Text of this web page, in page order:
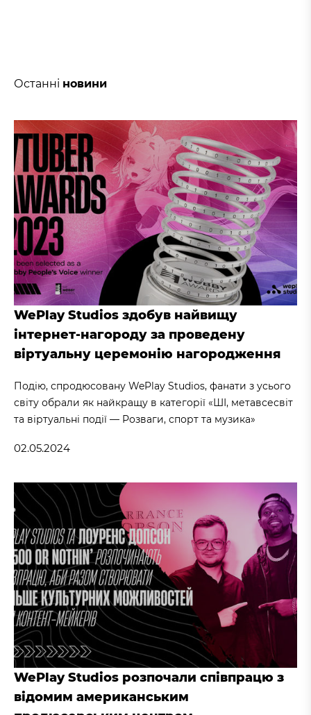
Останні новини
WePlay Studios здобув найвищу
інтернет-нагороду за проведену
віртуальну церемонію нагородження
Подію, спродюсовану WePlay Studios, фанати з усього
світу обрали як найкращу в категорії «ШІ, метавсесвіт
та віртуальні події — Розваги, спорт та музика»
02.05.2024
WePlay Studios розпочали співпрацю з
відомим американським